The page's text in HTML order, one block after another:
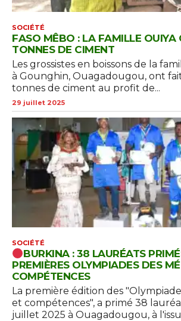
SOCIÉTÉ
FASO MÊBO : LA FAMILLE OUIYA
TONNES DE CIMENT
Les grossistes en boissons de la
à Gounghin, Ouagadougou, ont
tonnes de ciment au profit de...
29 juillet 2025
SOCIÉTÉ
BURKINA : 38 LAURÉATS
PREMIÈRES OLYMPIADES DES
COMPÉTENCES
La première édition des
et compétences", a primé 38
juillet 2025 à Ouagadougou, à